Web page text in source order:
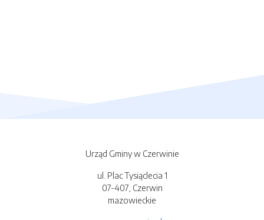
Urząd Gminy w Czerwinie
ul. Plac Tysiąclecia 1
07-407, Czerwin
mazowieckie